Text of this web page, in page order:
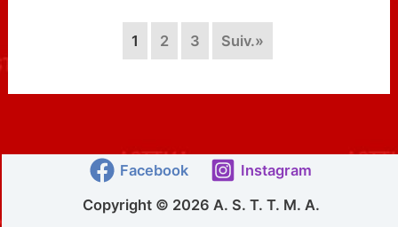
1 2 3 Suiv.»
Facebook
Instagram
Copyright © 2026 A. S. T. T. M. A.